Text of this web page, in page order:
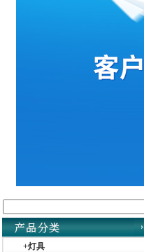
+灯具